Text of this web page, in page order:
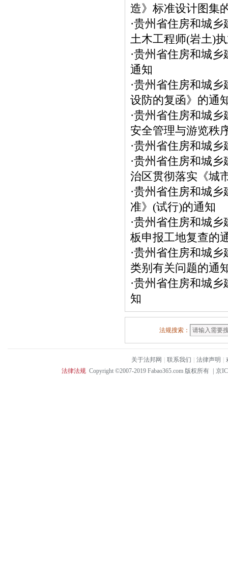
造》标准设计图集
·贵州省住房和城乡
土木工程师(岩土)
·贵州省住房和城乡
通知
·贵州省住房和城乡
设防的复函》的通
·贵州省住房和城乡
安全管理与游览秩
·贵州省住房和城乡
·贵州省住房和城乡
治区贯彻落实《城
·贵州省住房和城乡
准》(试行)的通知
·贵州省住房和城乡
板申报工地复查的
·贵州省住房和城乡
类别有关问题的通
·贵州省住房和城乡
知
法规搜索：
关于法邦网 联系我们 法律声明
法律法规 Copyright ©2007-2019 Fabao365.com 版权所有 京